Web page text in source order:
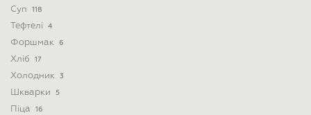
Суп 118
Тефтелі 4
Форшмак 6
Хліб 17
Холодник 3
Шкварки 5
Піца 16